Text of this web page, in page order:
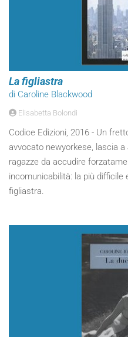
La figliastra
di Caroline Blackwood
Elisabetta Bolondi
Codice Edizioni, 2016 - Un
avvocato newyorkese, lascia
ragazze da accudire
incomunicabilità: la più difficile
figliastra.